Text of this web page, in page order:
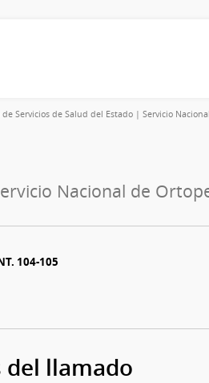
Servicios de Salud del Estado | Servicio
Nacional de
104-105
del llamado